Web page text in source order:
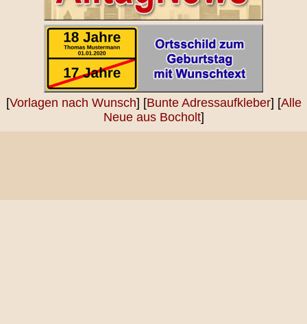
[Vorlagen nach Wunsch] [Bunte Adressaufkleber] [Alle
Neue aus Bocholt]